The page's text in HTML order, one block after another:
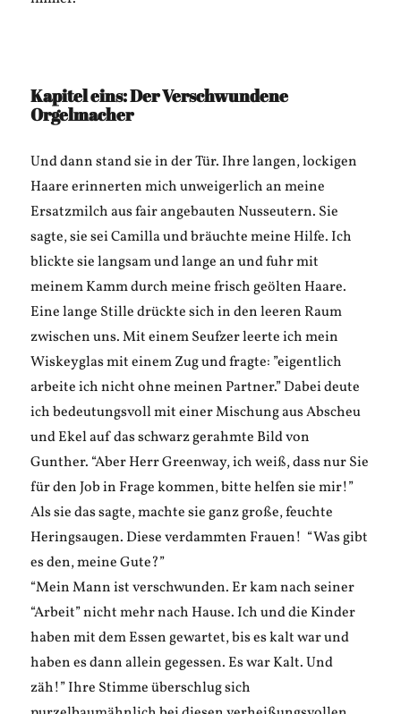
Kapitel eins: Der Verschwundene
Orgelmacher
Und dann stand sie in der Tür. Ihre langen, lockigen
Haare erinnerten mich unweigerlich an meine
Ersatzmilch aus fair angebauten Nusseutern. Sie
sagte, sie sei Camilla und bräuchte meine Hilfe. Ich
blickte sie langsam und lange an und fuhr mit
meinem Kamm durch meine frisch geölten Haare.
Eine lange Stille drückte sich in den leeren Raum
zwischen uns. Mit einem Seufzer leerte ich mein
Wiskeyglas mit einem Zug und fragte: ”eigentlich
arbeite ich nicht ohne meinen Partner.” Dabei deute
ich bedeutungsvoll mit einer Mischung aus Abscheu
und Ekel auf das schwarz gerahmte Bild von
Gunther. “Aber Herr Greenway, ich weiß, dass nur Sie
für den Job in Frage kommen, bitte helfen sie mir!”
Als sie das sagte, machte sie ganz große, feuchte
Heringsaugen. Diese verdammten Frauen! “Was gibt
es den, meine Gute?”
“Mein Mann ist verschwunden. Er kam nach seiner
“Arbeit” nicht mehr nach Hause. Ich und die Kinder
haben mit dem Essen gewartet, bis es kalt war und
haben es dann allein gegessen. Es war Kalt. Und
zäh!” Ihre Stimme überschlug sich